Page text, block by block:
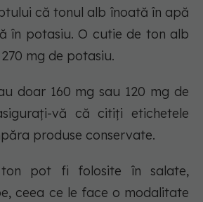
că tonul alb înoată în apă
în potasiu. O cutie de ton alb
mg de potasiu.
doar 160 mg sau 120 mg de
vă că citiți etichetele
produse conservate.
ton pot fi folosite în salate,
ceea ce le face o modalitate